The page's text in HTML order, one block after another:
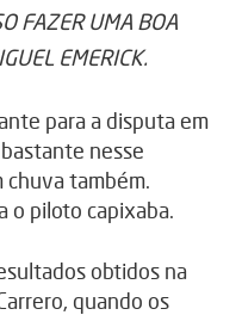
FAZER UMA BOA
EMERICK.
para a disputa em
nesse
chuva também.
o piloto capixaba.
obtidos na
quando os